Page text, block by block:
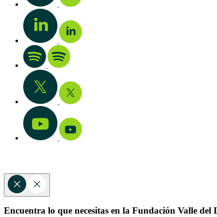
Encuentra lo que necesitas en la Fundación Valle del